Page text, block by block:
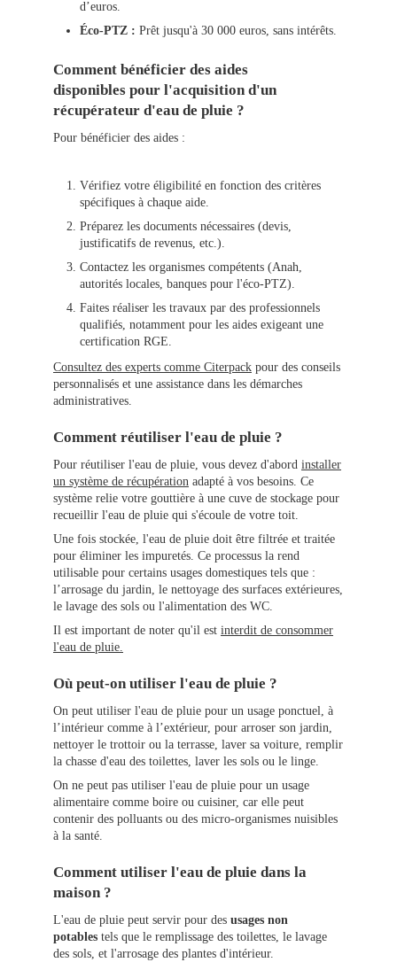
d’euros.
Éco-PTZ : Prêt jusqu'à 30 000 euros, sans intérêts.
Comment bénéficier des aides
disponibles pour l'acquisition d'un
récupérateur d'eau de pluie ?
Pour bénéficier des aides :
Vérifiez votre éligibilité en fonction des critères
spécifiques à chaque aide.
Préparez les documents nécessaires (devis,
justificatifs de revenus, etc.).
Contactez les organismes compétents (Anah,
autorités locales, banques pour l'éco-PTZ).
Faites réaliser les travaux par des professionnels
qualifiés, notamment pour les aides exigeant une
certification RGE.
Consultez des experts comme Citerpack pour des conseils
personnalisés et une assistance dans les démarches
administratives.
Comment réutiliser l'eau de pluie ?
Pour réutiliser l'eau de pluie, vous devez d'abord installer
un système de récupération adapté à vos besoins. Ce
système relie votre gouttière à une cuve de stockage pour
recueillir l'eau de pluie qui s'écoule de votre toit.
Une fois stockée, l'eau de pluie doit être filtrée et traitée
pour éliminer les impuretés. Ce processus la rend
utilisable pour certains usages domestiques tels que :
l’arrosage du jardin, le nettoyage des surfaces extérieures,
le lavage des sols ou l'alimentation des WC.
Il est important de noter qu'il est interdit de consommer
l'eau de pluie.
Où peut-on utiliser l'eau de pluie ?
On peut utiliser l'eau de pluie pour un usage ponctuel, à
l’intérieur comme à l’extérieur, pour arroser son jardin,
nettoyer le trottoir ou la terrasse, laver sa voiture, remplir
la chasse d'eau des toilettes, laver les sols ou le linge.
On ne peut pas utiliser l'eau de pluie pour un usage
alimentaire comme boire ou cuisiner, car elle peut
contenir des polluants ou des micro-organismes nuisibles
à la santé.
Comment utiliser l'eau de pluie dans la
maison ?
L'eau de pluie peut servir pour des usages non
potables tels que le remplissage des toilettes, le lavage
des sols, et l'arrosage des plantes d'intérieur.